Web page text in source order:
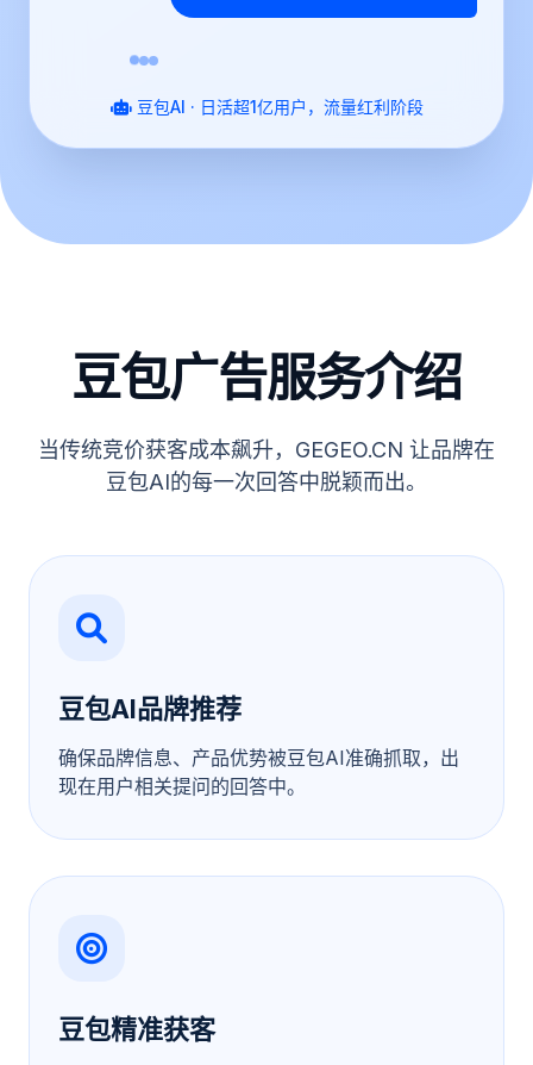
豆包AI · 日活超1亿用户，流量红利阶段
豆包广告服务介绍
当传统竞价获客成本飙升，GEGEO.CN 让品牌在
豆包AI的每一次回答中脱颖而出。
豆包AI品牌推荐
确保品牌信息、产品优势被豆包AI准确抓取，出
现在用户相关提问的回答中。
豆包精准获客